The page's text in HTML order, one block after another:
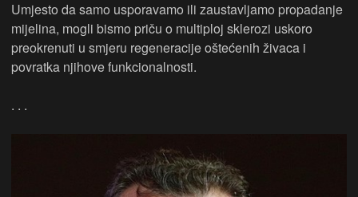
Umjesto da samo usporavamo ili zaustavljamo propadanje
mijelina, mogli bismo priču o multiploj sklerozi uskoro
preokrenuti u smjeru regeneracije oštećenih živaca i
povratka njihove funkcionalnosti.
. . .